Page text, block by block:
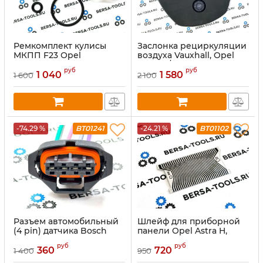
Ремкомплект кулисы
МКПП F23 Оpel
1 600 1 040 руб
Заслонка рециркуляции
воздуха Vauхhаll, Opel
Astra G/H, Zafira A
(1802742К)
2 100 1 580 руб
-74.29 % BT01241
Разъем автомобильный
(4 pin) датчика Bosch
1 400 360 руб
-24.21 % BT01102
Шлейф для приборной
панели Opel Astra H,
950 720 руб